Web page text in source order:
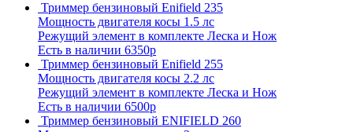
Триммер бензиновый Enifield 235
Мощность двигателя косы 1.5 лс
Режущий элемент в комплекте Леска и Нож
Есть в наличии 6350р
Триммер бензиновый Enifield 255
Мощность двигателя косы 2.2 лс
Режущий элемент в комплекте Леска и Нож
Есть в наличии 6500р
Триммер бензиновый ENIFIELD 260